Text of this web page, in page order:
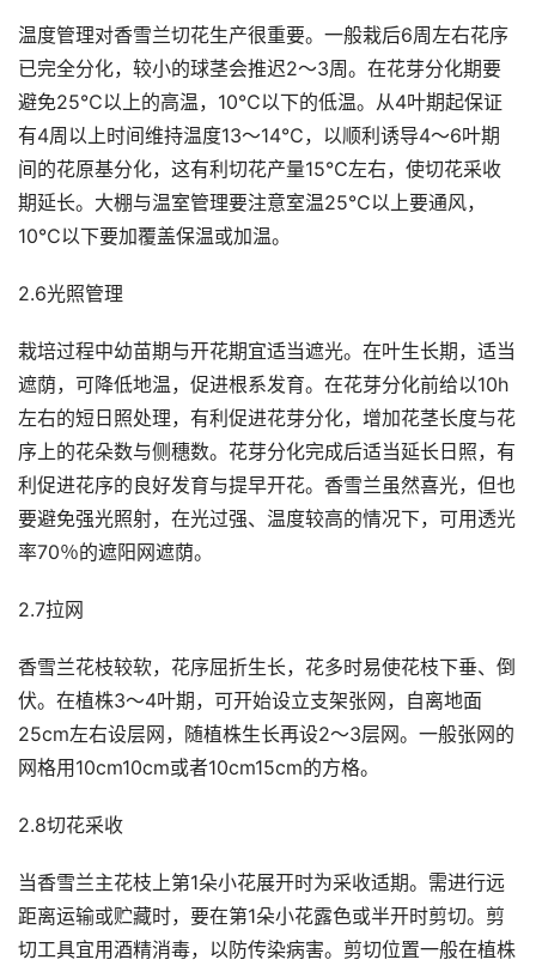
温度管理对香雪兰切花生产很重要。一般栽后6周左右花序
已完全分化，较小的球茎会推迟2～3周。在花芽分化期要
避免25℃以上的高温，10℃以下的低温。从4叶期起保证
有4周以上时间维持温度13～14℃，以顺利诱导4～6叶期
间的花原基分化，这有利切花产量15℃左右，使切花采收
期延长。大棚与温室管理要注意室温25℃以上要通风，
10℃以下要加覆盖保温或加温。
2.6光照管理
栽培过程中幼苗期与开花期宜适当遮光。在叶生长期，适当
遮荫，可降低地温，促进根系发育。在花芽分化前给以10h
左右的短日照处理，有利促进花芽分化，增加花茎长度与花
序上的花朵数与侧穗数。花芽分化完成后适当延长日照，有
利促进花序的良好发育与提早开花。香雪兰虽然喜光，但也
要避免强光照射，在光过强、温度较高的情况下，可用透光
率70％的遮阳网遮荫。
2.7拉网
香雪兰花枝较软，花序屈折生长，花多时易使花枝下垂、倒
伏。在植株3～4叶期，可开始设立支架张网，自离地面
25cm左右设层网，随植株生长再设2～3层网。一般张网的
网格用10cm10cm或者10cm15cm的方格。
2.8切花采收
当香雪兰主花枝上第1朵小花展开时为采收适期。需进行远
距离运输或贮藏时，要在第1朵小花露色或半开时剪切。剪
切工具宜用酒精消毒，以防传染病害。剪切位置一般在植株